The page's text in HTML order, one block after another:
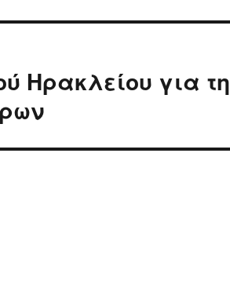
Ηρακλείου για τη